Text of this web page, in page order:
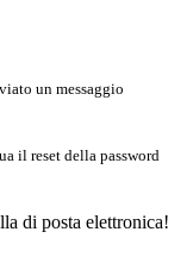
un messaggio
il reset della password
di posta elettronica!